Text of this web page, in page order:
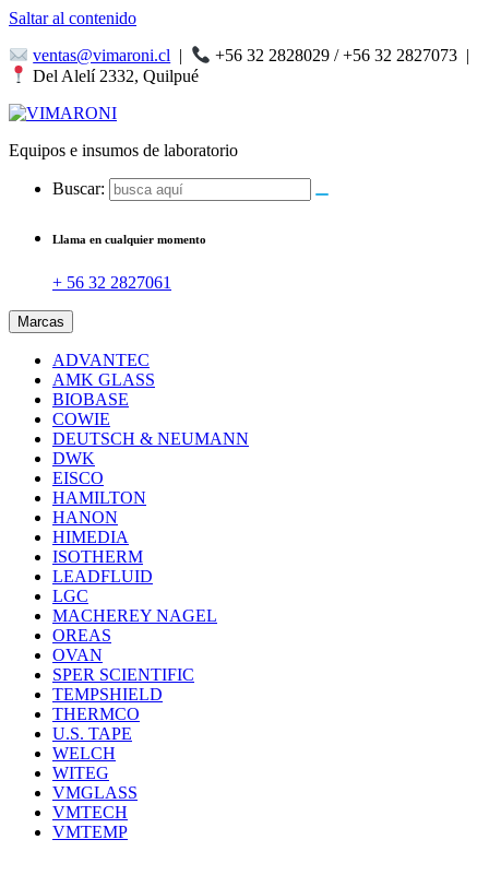
Saltar al contenido
ventas@vimaroni.cl | +56 32 2828029 / +56 32 2827073 |
Del Alelí 2332, Quilpué
Equipos e insumos de laboratorio
Buscar:
Llama en cualquier momento
+ 56 32 2827061
Marcas
ADVANTEC
AMK GLASS
BIOBASE
COWIE
DEUTSCH & NEUMANN
DWK
EISCO
HAMILTON
HANON
HIMEDIA
ISOTHERM
LEADFLUID
LGC
MACHEREY NAGEL
OREAS
OVAN
SPER SCIENTIFIC
TEMPSHIELD
THERMCO
U.S. TAPE
WELCH
WITEG
VMGLASS
VMTECH
VMTEMP